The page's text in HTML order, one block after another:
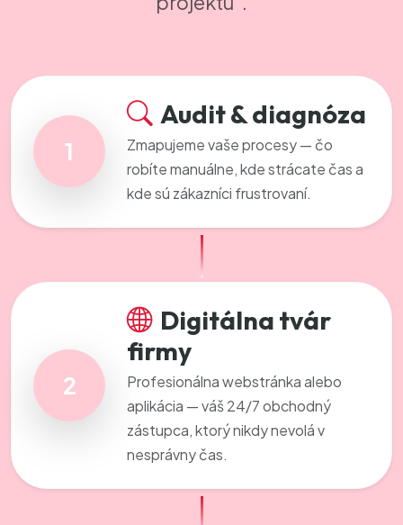
1
Audit & diagnóza
Zmapujeme vaše procesy — čo
robíte manuálne, kde strácate čas a
kde sú zákazníci frustrovaní.
2
Digitálna tvár
firmy
Profesionálna webstránka alebo
aplikácia — váš 24/7 obchodný
zástupca, ktorý nikdy nevolá v
nesprávny čas.